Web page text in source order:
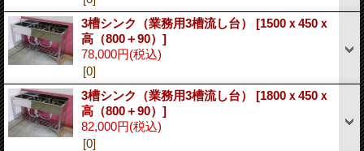
3槽シンク（業務用3槽流し台） [1500ｘ450ｘ
高（800＋90）]
78,000円(税込)
[0]
3槽シンク（業務用3槽流し台） [1800ｘ450ｘ
高（800＋90）]
82,000円(税込)
[0]